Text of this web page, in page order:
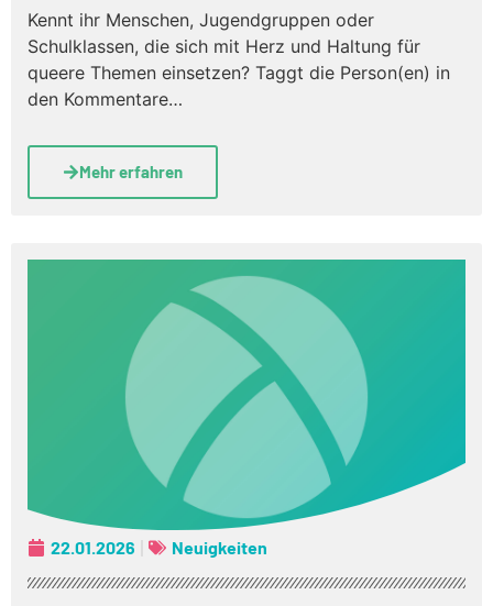
Kennt ihr Menschen, Jugendgruppen oder
Schulklassen, die sich mit Herz und Haltung für
queere Themen einsetzen? Taggt die Person(en) in
den Kommentare…
Mehr erfahren
22.01.2026 Neuigkeiten